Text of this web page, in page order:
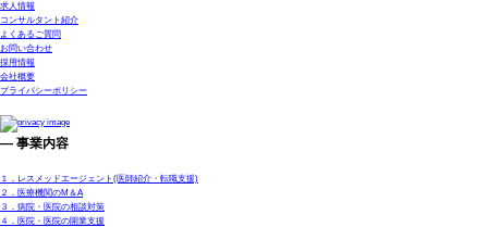
求人情報
コンサルタント紹介
よくあるご質問
お問い合わせ
採用情報
会社概要
プライバシーポリシー
— 事業内容
１．レスメッドエージェント(医師紹介・転職支援)
２．医療機関のM＆A
３．病院・医院の相談対策
４．医院・医院の開業支援